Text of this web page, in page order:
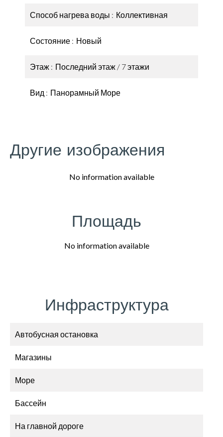
Способ нагрева воды Коллективная
Состояние Новый
Этаж Последний этаж / 7 этажи
Вид Панорамный Море
Другие изображения
No information available
Площадь
No information available
Инфраструктура
Автобусная остановка
Магазины
Море
Бассейн
На главной дороге